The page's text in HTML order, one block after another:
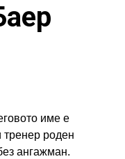
име е
тренер роден
ангажман.